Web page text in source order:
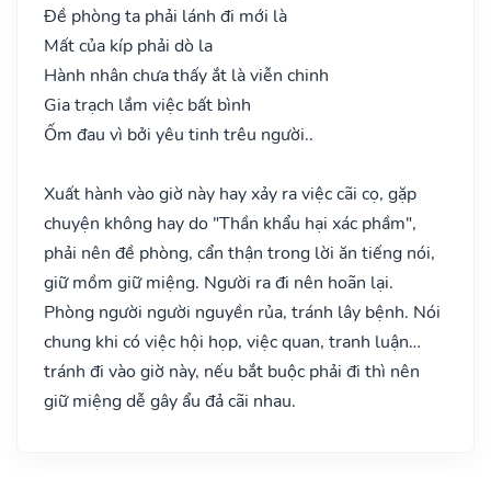
Đề phòng ta phải lánh đi mới là
Mất của kíp phải dò la
Hành nhân chưa thấy ắt là viễn chinh
Gia trạch lắm việc bất bình
Ốm đau vì bởi yêu tinh trêu người..
Xuất hành vào giờ này hay xảy ra việc cãi cọ, gặp
chuyện không hay do "Thần khẩu hại xác phầm",
phải nên đề phòng, cẩn thận trong lời ăn tiếng nói,
giữ mồm giữ miệng. Người ra đi nên hoãn lại.
Phòng người người nguyền rủa, tránh lây bệnh. Nói
chung khi có việc hội họp, việc quan, tranh luận…
tránh đi vào giờ này, nếu bắt buộc phải đi thì nên
giữ miệng dễ gây ẩu đả cãi nhau.